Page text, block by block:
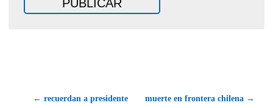
← recuerdan a presidente muerte en frontera chilena →